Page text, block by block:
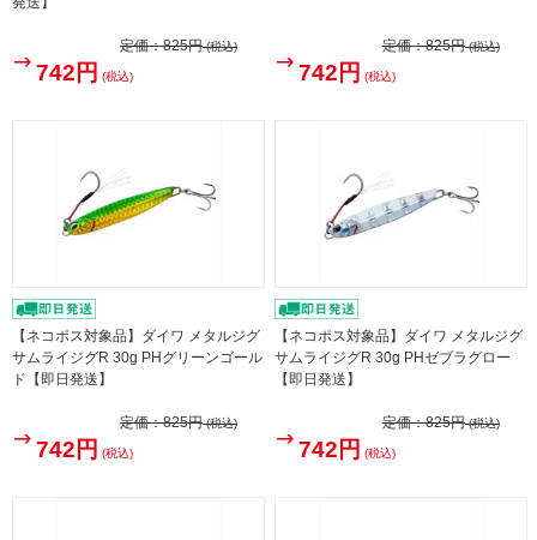
定価：825円(税込)
742円 (税込)
定価：825円(税込)
742円 (税込)
【ネコポス対象品】ダイワ メタルジグ
サムライジグR 30g PHグリーンゴール
ド【即日発送】
定価：825円(税込)
742円 (税込)
【ネコポス対象品】ダイワ メタルジグ
サムライジグR 30g PHゼブラグロー
【即日発送】
定価：825円(税込)
742円 (税込)